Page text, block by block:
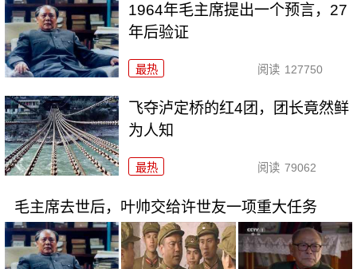
1964年毛主席提出一个预言，27
年后验证
最热 阅读 127750
飞夺泸定桥的红4团，团长竟然鲜
为人知
最热 阅读 79062
毛主席去世后，叶帅交给许世友一项重大任务